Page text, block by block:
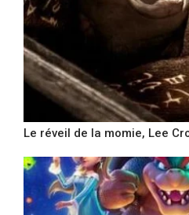
Le réveil de la momie, Lee